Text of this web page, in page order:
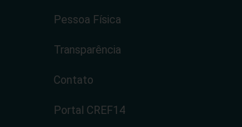
Pessoa Física
Transparência
Contato
Portal CREF14